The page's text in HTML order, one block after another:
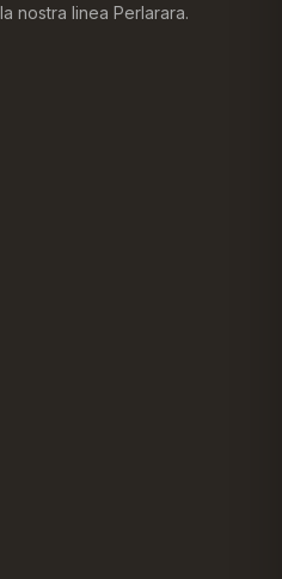
nostra linea Perlarara.